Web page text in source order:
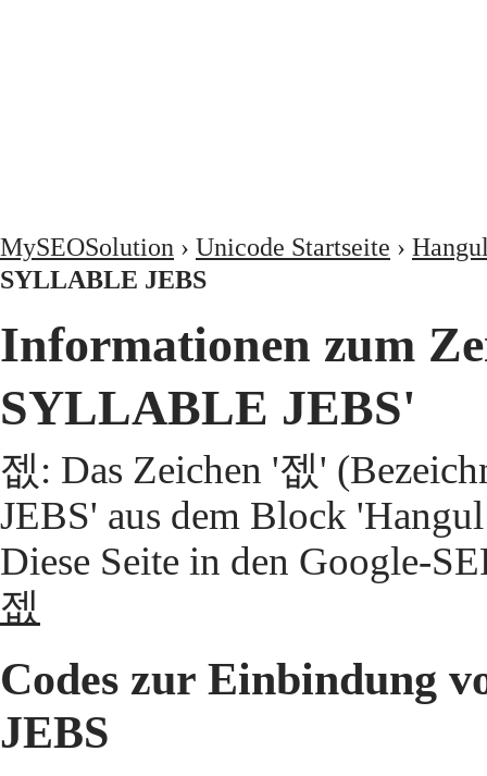
MySEOSolution › Unicode Startseite ›
SYLLABLE JEBS
Informationen zum
SYLLABLE JEBS'
젮: Das Zeichen '젮'
JEBS' aus dem Block
Diese Seite in den Google-
젮
Codes zur Einbindung
JEBS